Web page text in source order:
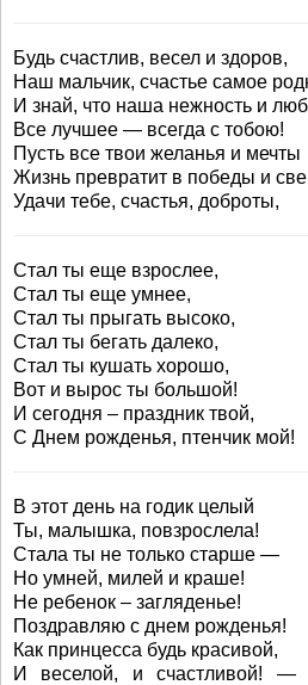
Будь счастлив, весел и здоров,
Наш мальчик, счастье самое
И знай, что наша нежность и
Все лучшее — всегда с тобою!
Пусть все твои желанья и мечты
Жизнь превратит в победы и
Удачи тебе, счастья, доброты,
Стал ты еще взрослее,
Стал ты еще умнее,
Стал ты прыгать высоко,
Стал ты бегать далеко,
Стал ты кушать хорошо,
Вот и вырос ты большой!
И сегодня – праздник твой,
С Днем рожденья, птенчик мой!
В этот день на годик целый
Ты, малышка, повзрослела!
Стала ты не только старше —
Но умней, милей и краше!
Не ребенок – загляденье!
Поздравляю с днем рожденья!
Как принцесса будь красивой,
И веселой, и счастливой! —